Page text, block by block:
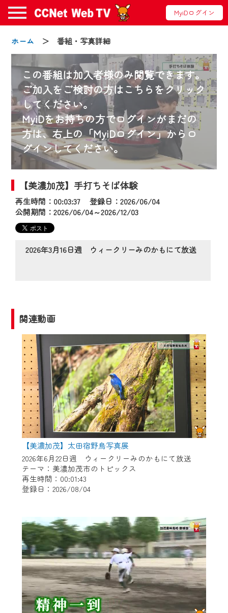
MyiDログイン
ホーム ＞ 番組・写真詳細
この番組は加入者様のみ閲覧できます。
ご加入をご検討の方はこちらをクリック
してください。
MyiDをお持ちの方でログインがまだの
方は、右上の「MyiDログイン」からロ
グインしてください。
【美濃加茂】手打ちそば体験
再生時間：00:03:37 登録日：2026/06/04
公開期間：2026/06/04～2026/12/03
2026年3月16日週 ウィークリーみのかもにて放送
関連動画
【美濃加茂】太田宿野鳥写真展
2026年6月22日週 ウィークリーみのかもにて放送
テーマ：美濃加茂市のトピックス
再生時間：00:01:43
登録日：2026/08/04
お知らせ
2024/09/02
動画配信サービス『CCNet Web TV』は2024
年9月24日からリニューアルします！
【変更点】
◆デザイン変更により、お住まいの地域
の動画コンテンツが一目瞭然。
◆当社アプリやＰＣブラウザから、いつ
でも・どこでも・外出先でも！
2024年9月24日からはご加入者様へのサー
ビス向上のため、
『CCNet Web TV』を利用いただくには、
一部コンテンツを除き、
CCNetサービスへの加入と『CCNetマイ
ページ※』へのログインが必要となりま
す。
何卒、ご理解ご了承の程よろしくお願い
いたします。
※マイページへのログインには、MyIDが必
要となります。
※MyIDとは、CCNet Web TVを含むCCNetの
各種サービスをご利用頂くためのIDです。
で設定できます。
（GmailやYahooなどのフリーメールアドレ
スでも作成可能です）
※マイページへのログイン・MyIDの新規登
録はこちらから
※CCNetアプリをご利用中の方は引き続き
ご視聴いただけます。